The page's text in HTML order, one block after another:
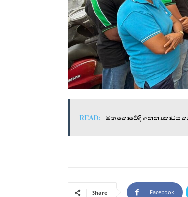
READ: මඟ තොටේදී අනන්‍යතාවය
Share Facebook